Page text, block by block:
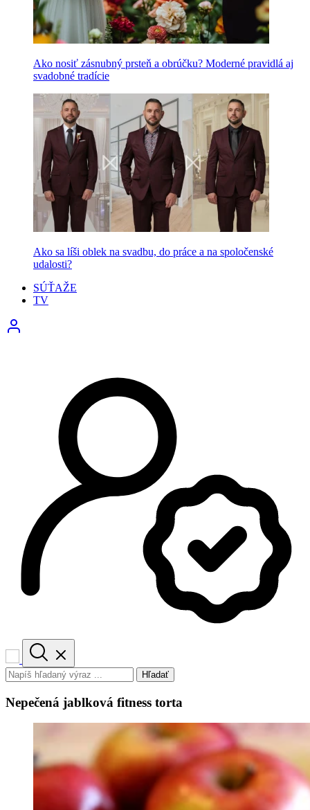
Ako nosiť zásnubný prsteň a obrúčku? Moderné pravidlá aj
svadobné tradície
Ako sa líši oblek na svadbu, do práce a na spoločenské
udalosti?
SÚŤAŽE
TV
Hľadať
Nepečená jablková fitness torta